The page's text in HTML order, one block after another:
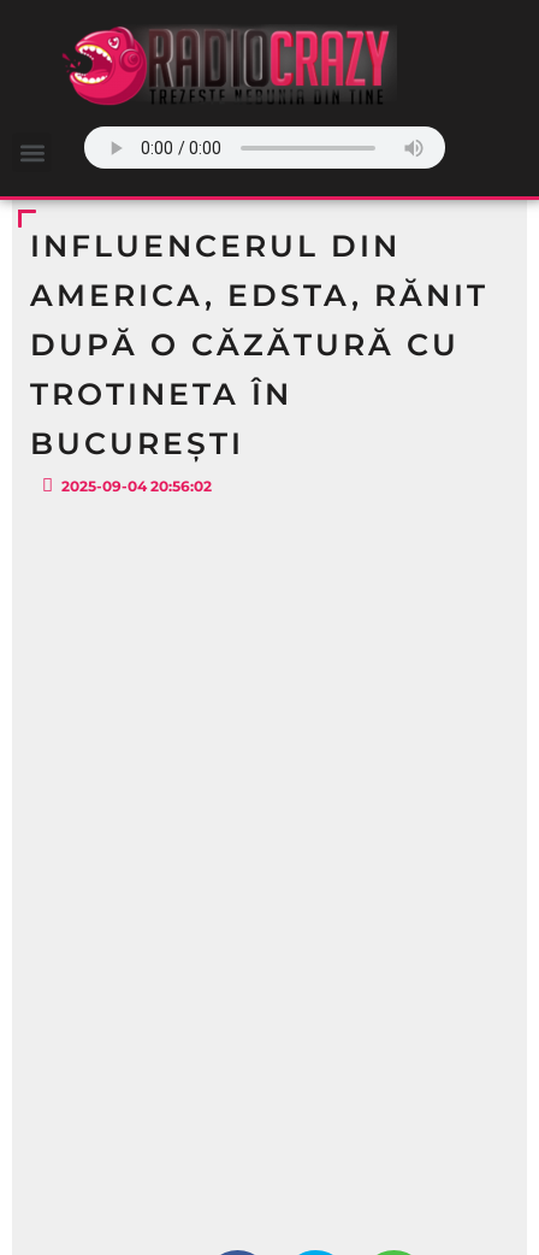
INFLUENCERUL DIN
AMERICA, EDSTA, RĂNIT
DUPĂ O CĂZĂTURĂ CU
TROTINETA ÎN
BUCUREȘTI
2025-09-04 20:56:02